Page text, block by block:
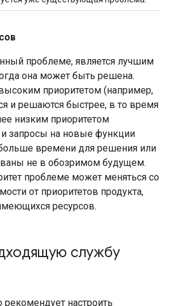
проблеме, является лучшим
она может быть решена.
приоритетом (например,
и решаются быстрее, в то время
низким приоритетом
запросы на новые функции
времени для решения или
не в обозримом будущем.
проблеме может меняться со
от приоритетов продукта,
ресурсов.
службу
рекомендует настроить